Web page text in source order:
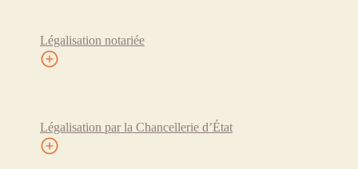
Légalisation notariée
Légalisation par la Chancellerie d’État